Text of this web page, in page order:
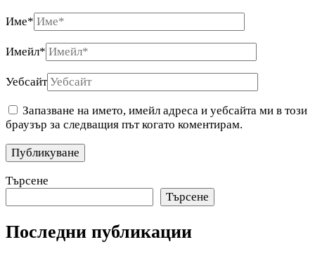
Име*
Имейл*
Уебсайт
Запазване на името, имейл адреса и уебсайта ми в този
браузър за следващия път когато коментирам.
Търсене
Търсене
Последни публикации